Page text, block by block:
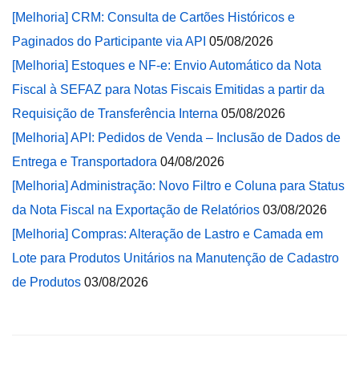
[Melhoria] CRM: Consulta de Cartões Históricos e
Paginados do Participante via API 05/08/2026
[Melhoria] Estoques e NF-e: Envio Automático da Nota
Fiscal à SEFAZ para Notas Fiscais Emitidas a partir da
Requisição de Transferência Interna 05/08/2026
[Melhoria] API: Pedidos de Venda – Inclusão de Dados de
Entrega e Transportadora 04/08/2026
[Melhoria] Administração: Novo Filtro e Coluna para Status
da Nota Fiscal na Exportação de Relatórios 03/08/2026
[Melhoria] Compras: Alteração de Lastro e Camada em
Lote para Produtos Unitários na Manutenção de Cadastro
de Produtos 03/08/2026